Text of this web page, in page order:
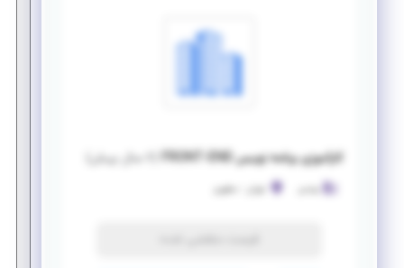
کارآموزی برنامه نویس FRONT-END
مطهری